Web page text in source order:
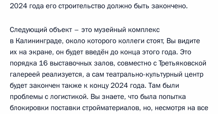
2024 года его строительство должно быть закончено.
Следующий объект – это музейный комплекс
в Калининграде, около которого коллеги стоят, Вы видите
их на экране, он будет введён до конца этого года. Это
порядка 16 выставочных залов, совместно с Третьяковской
галереей реализуется, а сам театрально-культурный центр
будет закончен также к концу 2024 года. Там были
проблемы с логистикой. Вы знаете, что была попытка
блокировки поставки стройматериалов, но, несмотря на все